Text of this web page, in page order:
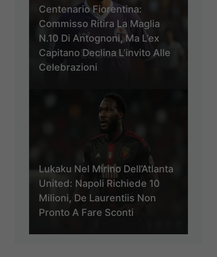
Centenario Fiorentina:
Commisso Ritira La Maglia
N.10 Di Antognoni, Ma L’ex
Capitano Declina L’invito Alle
Celebrazioni
Lukaku Nel Mirino Dell’Atlanta
United: Napoli Richiede 10
Milioni, De Laurentiis Non
Pronto A Fare Sconti